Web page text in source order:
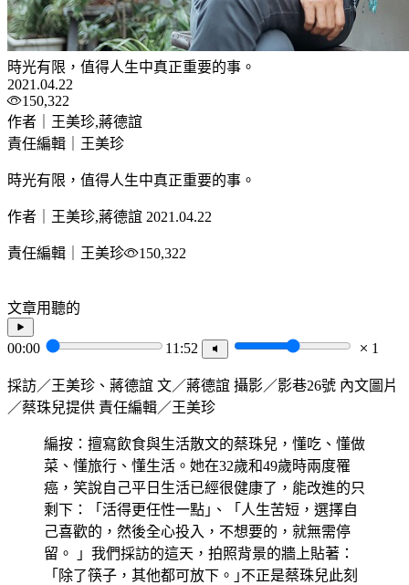
時光有限，值得人生中真正重要的事。
2021.04.22
150,322
作者｜王美珍,蔣德誼
責任編輯｜王美珍
時光有限，值得人生中真正重要的事。
作者｜王美珍,蔣德誼 2021.04.22
責任編輯｜王美珍 150,322
文章用聽的
00:00 11:52 1
採訪／王美珍、蔣德誼 文／蔣德誼 攝影／影巷26號 內文圖片
／蔡珠兒提供 責任編輯／王美珍
編按：擅寫飲食與生活散文的蔡珠兒，懂吃、懂做
菜、懂旅行、懂生活。她在32歲和49歲時兩度罹
癌，笑說自己平日生活已經很健康了，能改進的只
剩下：「活得更任性一點｣、「人生苦短，選擇自
己喜歡的，然後全心投入，不想要的，就無需停
留。 」我們採訪的這天，拍照背景的牆上貼著：
「除了筷子，其他都可放下。｣不正是蔡珠兒此刻